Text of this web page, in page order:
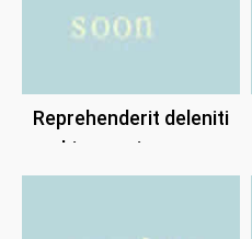
Reprehenderit deleniti
hic possimus a.